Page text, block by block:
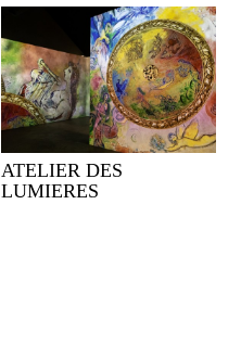
ATELIER DES
LUMIERES